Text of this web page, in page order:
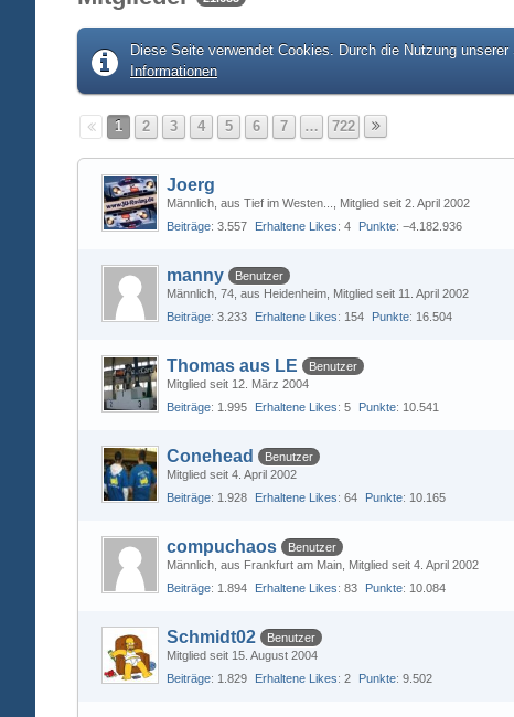
Diese Seite verwendet Cookies. Durch die Nutzung
Informationen
1 2 3 4 5 6 7 … 722
Joerg
Männlich aus Tief im Westen...
Mitglied seit 2. April 2002
Beiträge 3.557 Erhaltene Likes 4 Punkte −4.182.936
manny
Benutzer
Männlich 74 aus Heidenheim Mitglied seit 11. April 2002
Beiträge 3.233 Erhaltene Likes 154 Punkte 16.504
Thomas aus LE
Benutzer
Mitglied seit 12. März 2004
Beiträge 1.995 Erhaltene Likes 5 Punkte 10.541
Conehead
Benutzer
Mitglied seit 4. April 2002
Beiträge 1.928 Erhaltene Likes 64 Punkte 10.165
compuchaos
Benutzer
Männlich aus Frankfurt am Main Mitglied seit 4. April 2002
Beiträge 1.894 Erhaltene Likes 83 Punkte 10.084
Schmidt02
Benutzer
Mitglied seit 15. August 2004
Beiträge 1.829 Erhaltene Likes 2 Punkte 9.502